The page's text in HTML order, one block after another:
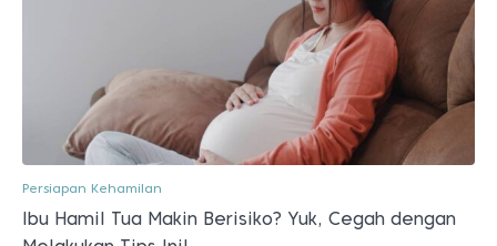
Persiapan Kehamilan
Ibu Hamil Tua Makin Berisiko? Yuk, Cegah dengan